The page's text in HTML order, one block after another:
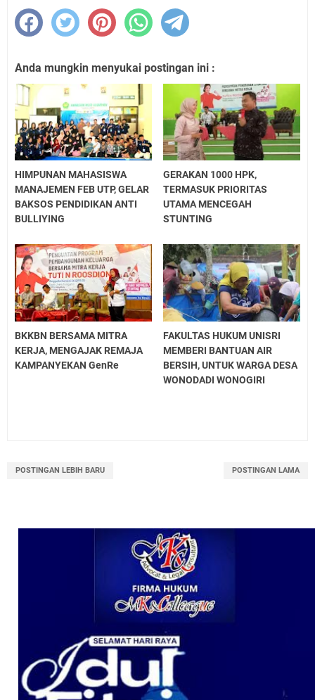
Anda mungkin menyukai postingan ini :
HIMPUNAN MAHASISWA
MANAJEMEN FEB UTP, GELAR
BAKSOS PENDIDIKAN ANTI
BULLIYING
GERAKAN 1000 HPK,
TERMASUK PRIORITAS
UTAMA MENCEGAH
STUNTING
BKKBN BERSAMA MITRA
KERJA, MENGAJAK REMAJA
KAMPANYEKAN GenRe
FAKULTAS HUKUM UNISRI
MEMBERI BANTUAN AIR
BERSIH, UNTUK WARGA DESA
WONODADI WONOGIRI
POSTINGAN LEBIH BARU POSTINGAN LAMA